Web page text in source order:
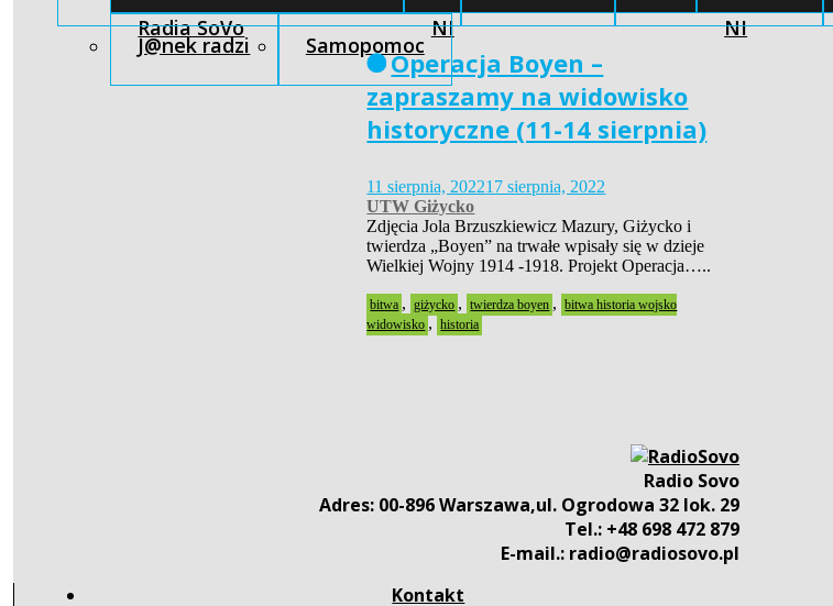
Radia SoVo NI NI
J@nek radzi Samopomoc
Operacja Boyen –
zapraszamy na widowisko
historyczne (11-14 sierpnia)
11 sierpnia, 202217 sierpnia, 2022
UTW Giżycko
Zdjęcia Jola Brzuszkiewicz Mazury, Giżycko i
twierdza „Boyen” na trwałe wpisały się w dzieje
Wielkiej Wojny 1914 -1918. Projekt Operacja…..
bitwa , giżycko , twierdza boyen ,
bitwa historia wojsko
widowisko , historia
Radio Sovo
Adres: 00-896 Warszawa,ul. Ogrodowa 32 lok. 29
Tel.: +48 698 472 879
E-mail.: radio@radiosovo.pl
Kontakt